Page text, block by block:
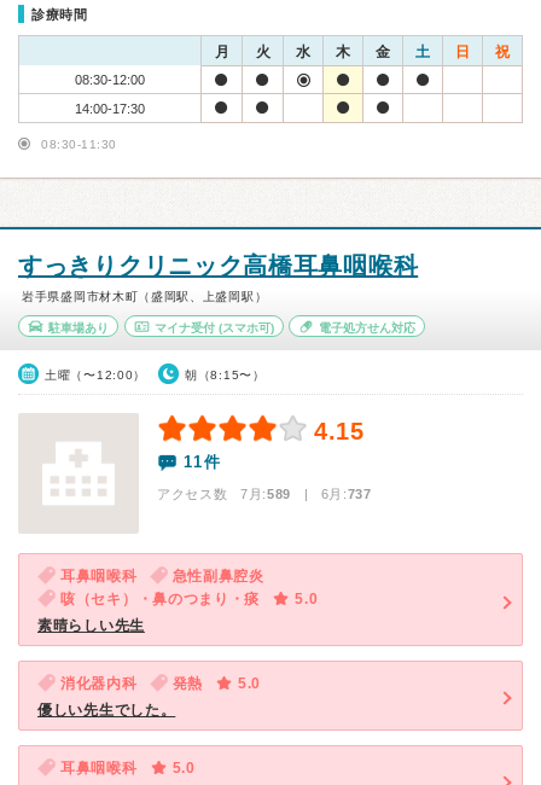
診療時間
月 火 水 木 金 土 日 祝
08:30-12:00
14:00-17:30
08:30-11:30
すっきりクリニック高橋耳鼻咽喉科
岩手県盛岡市材木町（盛岡駅、上盛岡駅）
駐車場あり マイナ受付(スマホ可) 電子処方せん対応
土曜（〜12:00） 朝（8:15〜）
4.15
11件
アクセス数 7月:589 | 6月:737
耳鼻咽喉科
急性副鼻腔炎
咳（セキ）・鼻のつまり・痰
5.0
素晴らしい先生
消化器内科 発熱
5.0
優しい先生でした。
耳鼻咽喉科
5.0